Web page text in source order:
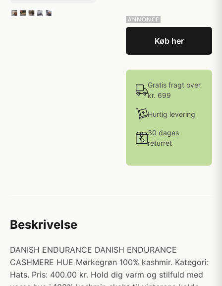
Køb her
Gratis fragt over
kr. 699
Hurtig levering
30 dages
returret
Beskrivelse
DANISH ENDURANCE DANISH ENDURANCE
CASHMERE HUE Mørkegrøn 100% kashmir. Kategori:
Hats. Pris: 400.00 kr. Hold dig varm og stilfuld med